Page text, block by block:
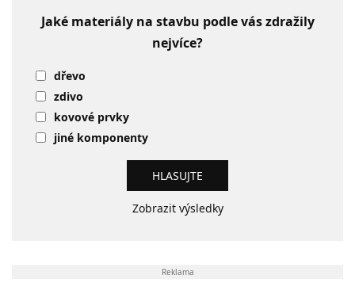
Jaké materiály na stavbu podle vás zdražily
nejvíce?
dřevo
zdivo
kovové prvky
jiné komponenty
Zobrazit výsledky
Reklama